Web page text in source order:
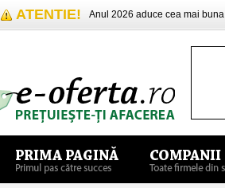
ATENTIE! Anul 2026 aduce cea mai buna